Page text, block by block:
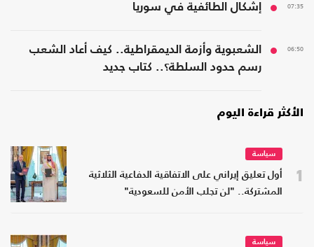
07:35 إشكال الطائفية في سوريا
06:50
الشعبوية وأزمة الديمقراطية.. كيف أعاد الشعب
رسم حدود السلطة؟.. كتاب جديد
الأكثر قراءة اليوم
1
سياسة
أول تعليق إيراني على الاتفاقية الدفاعية الثلاثية
المشتركة.. "لن تجلب الأمن للسعودية"
سياسة